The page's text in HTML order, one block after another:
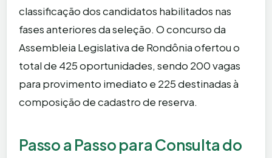
classificação dos candidatos habilitados nas
fases anteriores da seleção. O concurso da
Assembleia Legislativa de Rondônia ofertou o
total de 425 oportunidades, sendo 200 vagas
para provimento imediato e 225 destinadas à
composição de cadastro de reserva.
Passo a Passo para Consulta do